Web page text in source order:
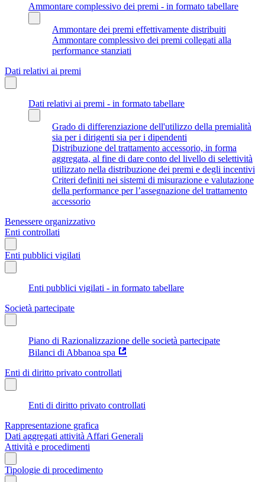
Ammontare complessivo dei premi - in formato tabellare
Ammontare dei premi effettivamente distribuiti
Ammontare complessivo dei premi collegati alla
performance stanziati
Dati relativi ai premi
Dati relativi ai premi - in formato tabellare
Grado di differenziazione dell'utilizzo della premialità
sia per i dirigenti sia per i dipendenti
Distribuzione del trattamento accessorio, in forma
aggregata, al fine di dare conto del livello di selettività
utilizzato nella distribuzione dei premi e degli incentivi
Criteri definiti nei sistemi di misurazione e valutazione
della performance per l’assegnazione del trattamento
accessorio
Benessere organizzativo
Enti controllati
Enti pubblici vigilati
Enti pubblici vigilati - in formato tabellare
Società partecipate
Piano di Razionalizzazione delle società partecipate
Bilanci di Abbanoa spa
Enti di diritto privato controllati
Enti di diritto privato controllati
Rappresentazione grafica
Dati aggregati attività Affari Generali
Attività e procedimenti
Tipologie di procedimento